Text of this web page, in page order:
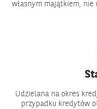
własnym majątkiem, nie
Udzielana na okres
przypadku kredytów